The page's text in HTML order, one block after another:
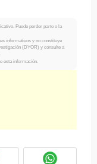
Puede perder parte o la
informativos y no constituye
(DYOR) y consulte a
esta información.